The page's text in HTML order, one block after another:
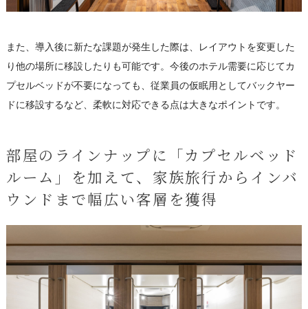
また、導入後に新たな課題が発生した際は、レイアウトを変更した
り他の場所に移設したりも可能です。今後のホテル需要に応じてカ
プセルベッドが不要になっても、従業員の仮眠用としてバックヤー
ドに移設するなど、柔軟に対応できる点は大きなポイントです。
部屋のラインナップに「カプセルベッド
ルーム」を加えて、家族旅行からインバ
ウンドまで幅広い客層を獲得